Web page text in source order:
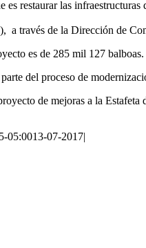
es restaurar las
través de la Dirección de
es de 285 mil 127
del proceso de
de mejoras a la
05:0013-07-2017|